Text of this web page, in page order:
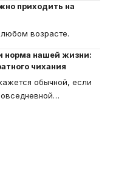
приходить на
возрасте.
норма нашей жизни:
чихания
обычной, если
…